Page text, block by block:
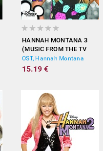
HANNAH MONTANA 3
(MUSIC FROM THE TV
SHOW)
OST, Hannah Montana
15.19 €